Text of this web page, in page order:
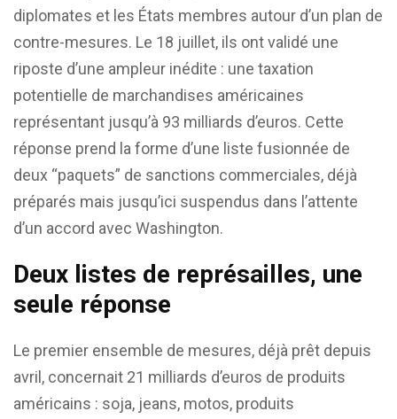
diplomates et les États membres autour d’un plan de
contre-mesures. Le 18 juillet, ils ont validé une
riposte d’une ampleur inédite : une taxation
potentielle de marchandises américaines
représentant jusqu’à 93 milliards d’euros. Cette
réponse prend la forme d’une liste fusionnée de
deux “paquets” de sanctions commerciales, déjà
préparés mais jusqu’ici suspendus dans l’attente
d’un accord avec Washington.
Deux listes de représailles, une
seule réponse
Le premier ensemble de mesures, déjà prêt depuis
avril, concernait 21 milliards d’euros de produits
américains : soja, jeans, motos, produits